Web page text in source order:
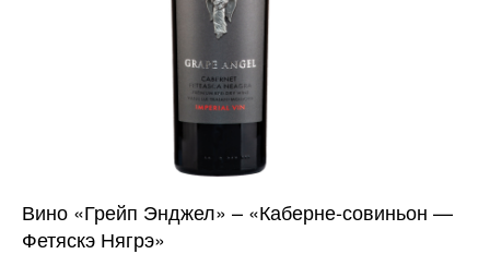
Вино «Грейп Энджел» – «Каберне-совиньон —
Фетяскэ Нягрэ»